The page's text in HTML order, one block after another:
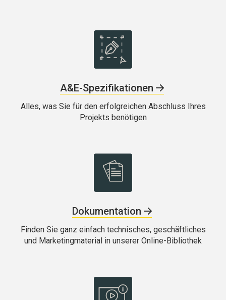
A&E-Spezifikationen
Alles, was Sie für den erfolgreichen Abschluss Ihres
Projekts benötigen
Dokumentation
Finden Sie ganz einfach technisches, geschäftliches
und Marketingmaterial in unserer Online-Bibliothek